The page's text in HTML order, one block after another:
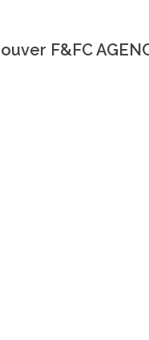
F&FC